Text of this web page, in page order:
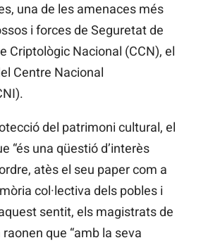
una de les amenaces més
i forces de Seguretat de
Criptològic Nacional (CCN), el
Centre Nacional
del patrimoni cultural, el
“és una qüestió d’interès
atès el seu paper com a
col·lectiva dels pobles i
sentit, els magistrats de
que “amb la seva